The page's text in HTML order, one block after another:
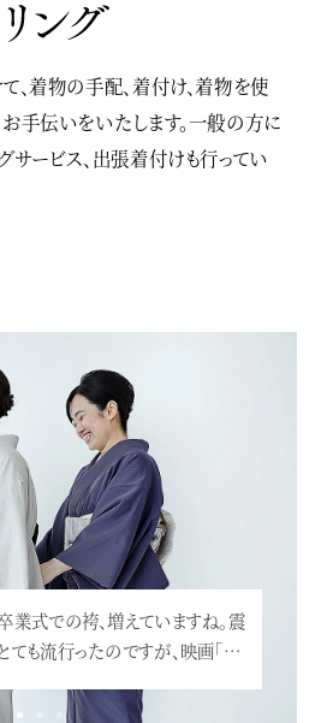
、着物の手配、着付け、着物を使
手伝いをいたします。一般の方に
サービス、出張着付けも行ってい
業式での袴、増えていますね。震
ても流行ったのですが、映画「…